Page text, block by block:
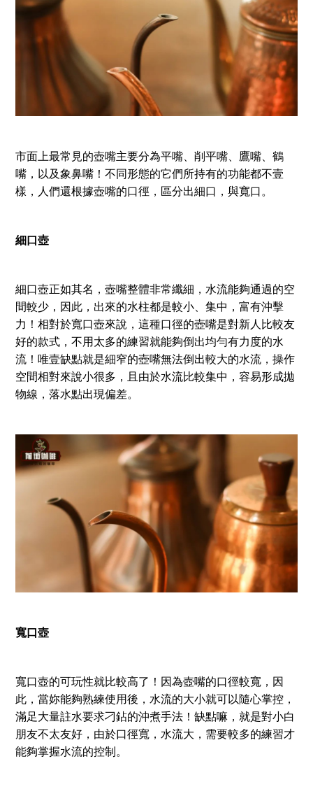
市面上最常見的壺嘴主要分為平嘴、削平嘴、鷹嘴、鶴
嘴，以及象鼻嘴！不同形態的它們所持有的功能都不壹
樣，人們還根據壺嘴的口徑，區分出細口，與寬口。
細口壺
細口壺正如其名，壺嘴整體非常纖細，水流能夠通過的空
間較少，因此，出來的水柱都是較小、集中，富有沖擊
力！相對於寬口壺來說，這種口徑的壺嘴是對新人比較友
好的款式，不用太多的練習就能夠倒出均勻有力度的水
流！唯壹缺點就是細窄的壺嘴無法倒出較大的水流，操作
空間相對來說小很多，且由於水流比較集中，容易形成拋
物線，落水點出現偏差。
寬口壺
寬口壺的可玩性就比較高了！因為壺嘴的口徑較寬，因
此，當妳能夠熟練使用後，水流的大小就可以隨心掌控，
滿足大量註水要求刁鉆的沖煮手法！缺點嘛，就是對小白
朋友不太友好，由於口徑寬，水流大，需要較多的練習才
能夠掌握水流的控制。